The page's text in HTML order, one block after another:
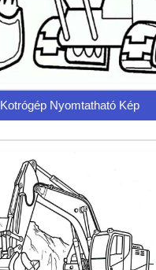
Kotrógép Nyomtatható Kép